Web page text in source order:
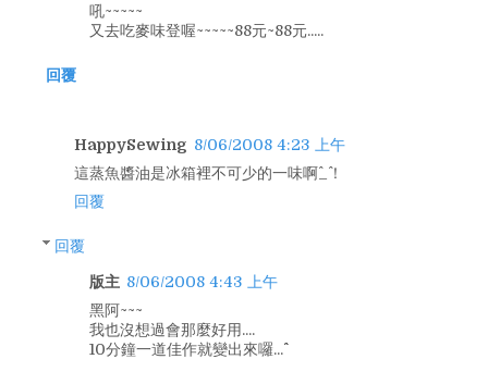
吼~~~~~
又去吃麥味登喔~~~~~88元~88元.....
回覆
HappySewing 8/06/2008 4:23 上午
這蒸魚醬油是冰箱裡不可少的一味啊^_^！
回覆
回覆
版主 8/06/2008 4:43 上午
黑阿~~~
我也沒想過會那麼好用....
10分鐘一道佳作就變出來囉...^^